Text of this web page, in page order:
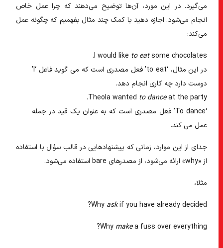
می‌گیرد. در این مورد، آن‌ها توضیح می‌دهند که چرا عمل خاص
انجام می‌شود. اجازه دهید با کمک چند مثال بفهمیم که چگونه عمل
می‌کند:
I would liketo eatsome chocolates.
دوست دارد چه کاری انجام دهد.
Theola wantedto danceat the party.
‘To dance’ فعل مصدری است که به عنوان یک قید در جمله
عمل می کند.
جدای از این موارد، زمانی که پیشنهادهایی در قالب سؤال با استفاده
از «why» ارائه می‌شود، از مصدرهای bare استفاده می‌شود.
مثلا،
Whyaskif you have already decided?
Whymakea fuss over everything?